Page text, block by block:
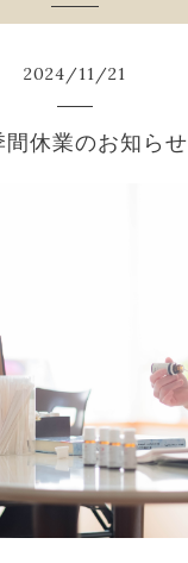
2024/11/21
間休業のお知らせ